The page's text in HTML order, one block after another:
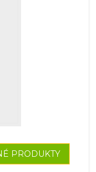
PRODUKTY